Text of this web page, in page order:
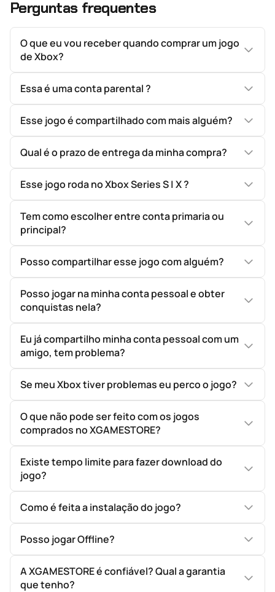
Perguntas frequentes
O que eu vou receber quando comprar um jogo
de Xbox?
Essa é uma conta parental ?
Esse jogo é compartilhado com mais alguém?
Qual é o prazo de entrega da minha compra?
Esse jogo roda no Xbox Series S | X ?
Tem como escolher entre conta primaria ou
principal?
Posso compartilhar esse jogo com alguém?
Posso jogar na minha conta pessoal e obter
conquistas nela?
Eu já compartilho minha conta pessoal com um
amigo, tem problema?
Se meu Xbox tiver problemas eu perco o jogo?
O que não pode ser feito com os jogos
comprados no XGAMESTORE?
Existe tempo limite para fazer download do
jogo?
Como é feita a instalação do jogo?
Posso jogar Offline?
A XGAMESTORE é confiável? Qual a garantia
que tenho?